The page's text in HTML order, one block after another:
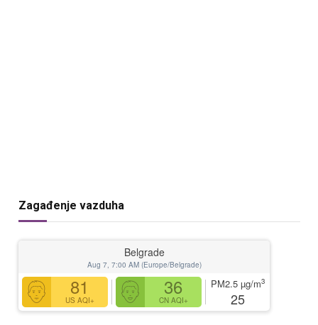
Zagađenje vazduha
Belgrade
Aug 7, 7:00 AM (Europe/Belgrade)
81
US AQI+
36
CN AQI+
PM2.5 µg/m3
25